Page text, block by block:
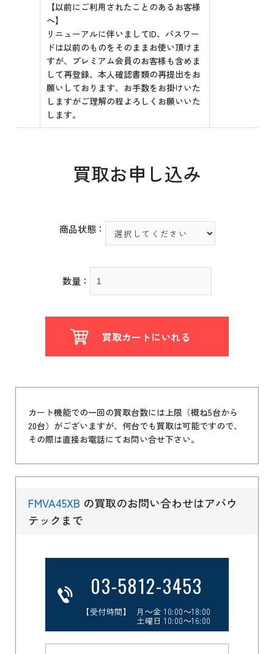
【以前にご利用されたことのあるお客様
へ】
リニューアルに伴いましてID、パスワー
ドは以前のものをそのままお使い頂けま
すが、プレミアム会員のお客様も含めま
して再登録、本人確認書類の再提出をお
願いしております、お手数をお掛けいた
しますがご理解の程よろしくお願いいた
します。
買取お申し込み
商品状態：
数量：
買取カートにいれる
カート機能での一回の買取台数には上限（概ね5台から
20台）がございますが、何台でも買取は可能ですので、
その際は直接お電話にてお問い合せ下さい。
FMVA45XB の買取のお問い合わせはアバウ
テックまで
03-5812-3453
【受付時間】 月～金 10:00～18:00
土曜日 10:00～16:00